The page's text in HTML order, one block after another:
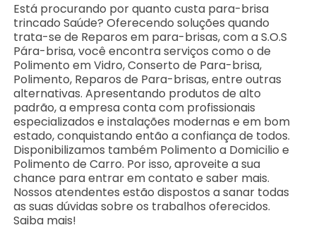
Está procurando por quanto custa para-brisa
trincado Saúde? Oferecendo soluções quando
trata-se de Reparos em para-brisas, com a S.O.S
Pára-brisa, você encontra serviços como o de
Polimento em Vidro, Conserto de Para-brisa,
Polimento, Reparos de Para-brisas, entre outras
alternativas. Apresentando produtos de alto
padrão, a empresa conta com profissionais
especializados e instalações modernas e em bom
estado, conquistando então a confiança de todos.
Disponibilizamos também Polimento a Domicilio e
Polimento de Carro. Por isso, aproveite a sua
chance para entrar em contato e saber mais.
Nossos atendentes estão dispostos a sanar todas
as suas dúvidas sobre os trabalhos oferecidos.
Saiba mais!